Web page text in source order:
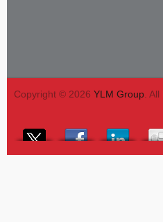
Copyright © 2026 YLM Group. All